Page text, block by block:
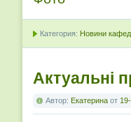
Категория: Новини
Актуальні
Автор: Екатерина от